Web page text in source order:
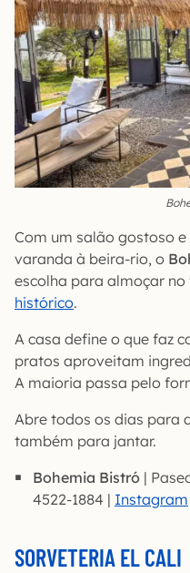
Com um salão gostoso
varanda à beira-rio, o
escolha para almoçar no
histórico.
A casa define o que faz
pratos aproveitam
A maioria passa pelo
Abre todos os dias para
também para jantar.
Bohemia Bistró |
4522-1884 | Instagram
SORVETERIA EL CALI